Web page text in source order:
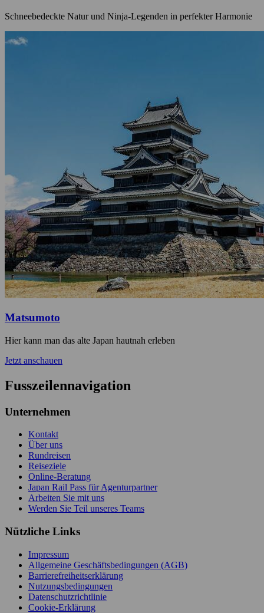
Schneebedeckte Natur und Ninja-Legenden in perfekter Harmonie
Matsumoto
Hier kann man das alte Japan hautnah erleben
Jetzt anschauen
Fusszeilennavigation
Unternehmen
Kontakt
Über uns
Rundreisen
Reiseziele
Online-Beratung
Japan Rail Pass für Agenturpartner
Arbeiten Sie mit uns
Werden Sie Teil unseres Teams
Nützliche Links
Impressum
Allgemeine Geschäftsbedingungen (AGB)
Barrierefreiheitserklärung
Nutzungsbedingungen
Datenschutzrichtlinie
Cookie-Erklärung